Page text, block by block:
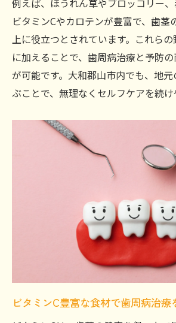
例えば、ほうれん草やブロッコリー
ビタミンCやカロテンが豊富で、歯茎
上に役立つとされています。これら
に加えることで、歯周病治療と予防
が可能です。大和郡山市内でも、地
ぶことで、無理なくセルフケアを続け
ビタミンC豊富な食材で歯周病治療